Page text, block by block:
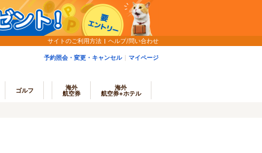
サイトのご利用方法 ヘルプ/問い合わせ
予約照会・変更・キャンセル マイページ
ゴルフ
海外
航空券
海外
航空券+ホテル